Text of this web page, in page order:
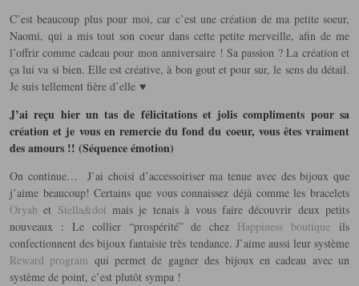
C’est beaucoup plus pour moi, car c’est une création de ma petite soeur,
Naomi, qui a mis tout son coeur dans cette petite merveille, afin de me
l’offrir comme cadeau pour mon anniversaire ! Sa passion ? La création et
ça lui va si bien. Elle est créative, à bon gout et pour sur, le sens du détail.
Je suis tellement fière d’elle ♥
J’ai reçu hier un tas de félicitations et jolis compliments pour sa
création et je vous en remercie du fond du coeur, vous êtes vraiment
des amours !! (Séquence émotion)
On continue… J’ai choisi d’accessoiriser ma tenue avec des bijoux que
j’aime beaucoup! Certains que vous connaissez déjà comme les bracelets
Oryah et Stella&dot mais je tenais à vous faire découvrir deux petits
nouveaux : Le collier “prospérité” de chez Happiness boutique ils
confectionnent des bijoux fantaisie très tendance. J’aime aussi leur système
Reward program qui permet de gagner des bijoux en cadeau avec un
système de point, c’est plutôt sympa !